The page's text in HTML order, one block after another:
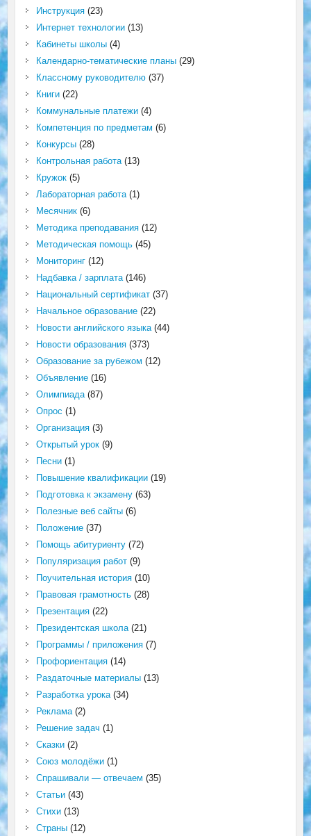
Инструкция(23)
Интернет технологии(13)
Кабинеты школы(4)
Календарно-тематические планы(29)
Классному руководителю(37)
Книги(22)
Коммунальные платежи(4)
Компетенция по предметам (6)
Конкурсы(28)
Контрольная работа(13)
Кружок(5)
Лабораторная работа(1)
Месячник(6)
Методика преподавания(12)
Методическая помощь(45)
Мониторинг(12)
Надбавка / зарплата(146)
Национальный сертификат(37)
Начальное образование(22)
Новости английского языка(44)
Новости образования(373)
Образование за рубежом (12)
Объявление(16)
Олимпиада(87)
Опрос (1)
Организация(3)
Открытый урок(9)
Песни(1)
Повышение квалификации(19)
Подготовка к экзамену(63)
Полезные веб сайты(6)
Положение(37)
Помощь абитуриенту(72)
Популяризация работ(9)
Поучительная история(10)
Правовая грамотность(28)
Презентация(22)
Президентская школа(21)
Программы / приложения(7)
Профориентация(14)
Раздаточные материалы(13)
Разработка урока(34)
Реклама(2)
Решение задач (1)
Сказки(2)
Союз молодёжи(1)
Спрашивали — отвечаем (35)
Статьи(43)
Стихи(13)
Страны(12)